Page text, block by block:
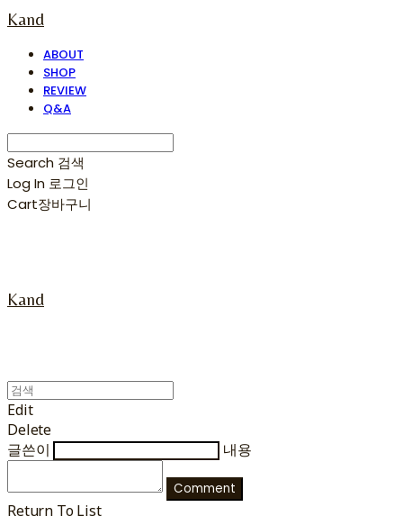
Kand
ABOUT
SHOP
REVIEW
Q&A
Search 검색
Log In 로그인
Cart장바구니
Kand
Edit
Delete
글쓴이
내용
Comment
Return To List